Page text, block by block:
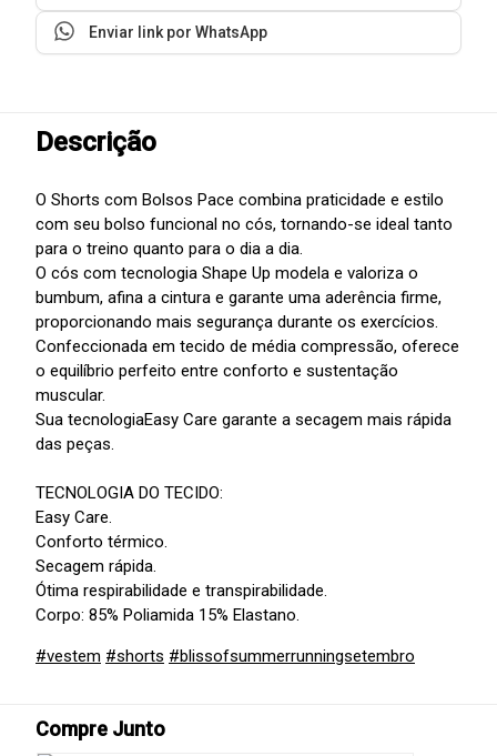
Enviar link por WhatsApp
Descrição
O Shorts com Bolsos Pace combina praticidade e estilo
com seu bolso funcional no cós, tornando-se ideal tanto
para o treino quanto para o dia a dia.
O cós com tecnologia Shape Up modela e valoriza o
bumbum, afina a cintura e garante uma aderência firme,
proporcionando mais segurança durante os exercícios.
Confeccionada em tecido de média compressão, oferece
o equilíbrio perfeito entre conforto e sustentação
muscular.
Sua tecnologiaEasy Care garante a secagem mais rápida
das peças.
TECNOLOGIA DO TECIDO:
Easy Care.
Conforto térmico.
Secagem rápida.
Ótima respirabilidade e transpirabilidade.
Corpo: 85% Poliamida 15% Elastano.
#vestem #shorts #blissofsummerrunningsetembro
Compre Junto